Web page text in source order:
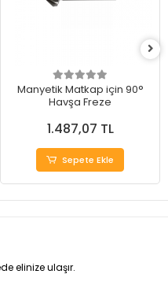
Manyetik Matkap için 90°
Havşa Freze
1.487,07 TL
Sepete Ekle
elinize ulaşır.